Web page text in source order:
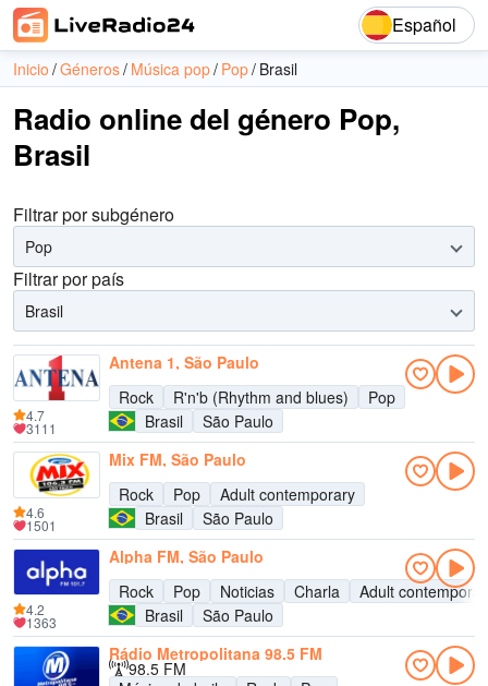
Español
Inicio Géneros Música pop Pop Brasil
Radio online del género Pop,
Brasil
Filtrar por subgénero
Pop
Filtrar por país
Brasil
Antena 1, São Paulo
Rock
R'n'b (Rhythm and blues)
Pop
Brasil
São Paulo
4.7
3111
Mix FM, São Paulo
Rock
Pop
Adult contemporary
Brasil
São Paulo
4.6
1501
Alpha FM, São Paulo
Rock
Pop Noticias Charla
Adult
Brasil
São Paulo
4.2
1363
Rádio Metropolitana 98.5 FM
98.5 FM